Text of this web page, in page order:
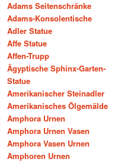
Adams Seitenschränke
Adams-Konsolentische
Adler Statue
Affe Statue
Affen-Trupp
Ägyptische Sphinx-Garten-
Statue
Amerikanischer Steinadler
Amerikanisches Ölgemälde
Amphora Urnen
Amphora Urnen Vasen
Amphora Vasen Urnen
Amphoren Urnen